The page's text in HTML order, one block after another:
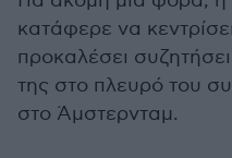
κατάφερε να
προκαλέσει
της στο πλευρό του
στο Άμστερνταμ.